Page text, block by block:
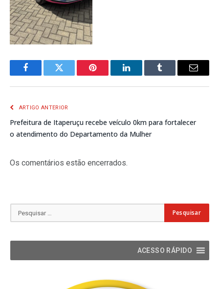
FacebookTwitter Pinterest LinkedInTumblr
E-
ARTIGO ANTERIOR
Prefeitura de Itaperuçu recebe veículo 0km para fortalecer
o atendimento do Departamento da Mulher
Os comentários estão encerrados.
ACESSO RÁPIDO